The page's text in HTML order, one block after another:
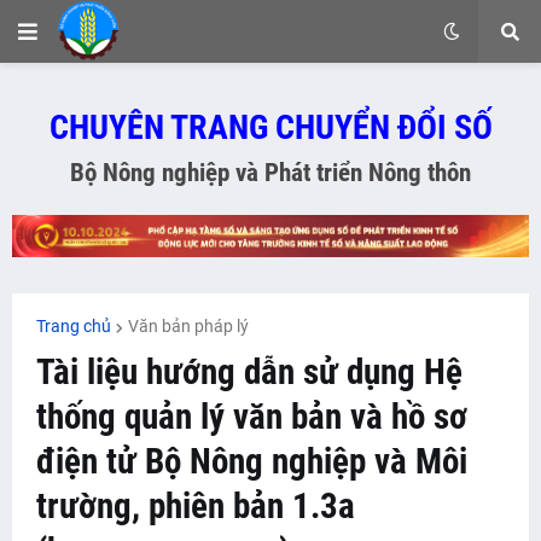
CHUYÊN TRANG CHUYỂN ĐỔI SỐ
Bộ Nông nghiệp và Phát triển Nông thôn
Trang chủ Văn bản pháp lý
Tài liệu hướng dẫn sử dụng Hệ
thống quản lý văn bản và hồ sơ
điện tử Bộ Nông nghiệp và Môi
trường, phiên bản 1.3a